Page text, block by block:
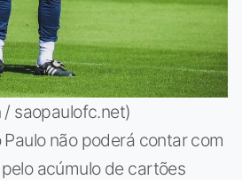
/ saopaulofc.net)
Paulo não poderá contar com
acúmulo de cartões